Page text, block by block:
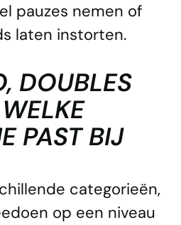
pauzes nemen of
laten instorten.
DOUBLES
PAST BIJ
categorieën,
op een niveau